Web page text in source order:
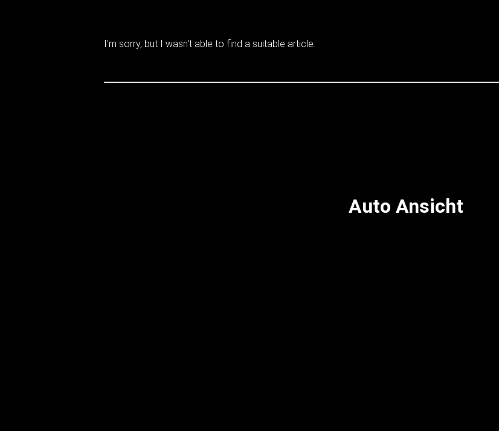
I'm sorry, but I wasn't able to find a suitable article.
Auto Ansicht